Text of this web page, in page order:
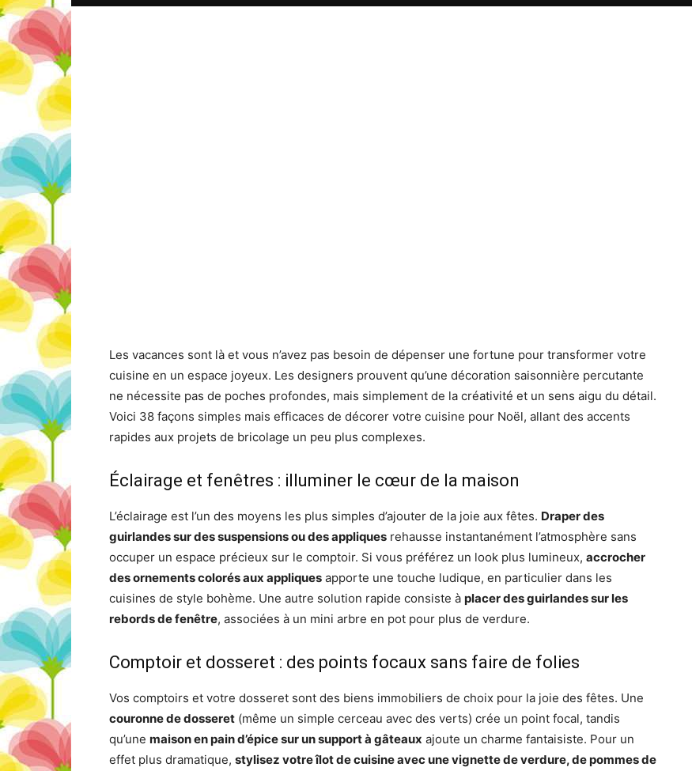
Les vacances sont là et vous n’avez pas besoin de dépenser une fortune pour transformer votre
cuisine en un espace joyeux. Les designers prouvent qu’une décoration saisonnière percutante
ne nécessite pas de poches profondes, mais simplement de la créativité et un sens aigu du détail.
Voici 38 façons simples mais efficaces de décorer votre cuisine pour Noël, allant des accents
rapides aux projets de bricolage un peu plus complexes.
Éclairage et fenêtres : illuminer le cœur de la maison
L’éclairage est l’un des moyens les plus simples d’ajouter de la joie aux fêtes. Draper des
guirlandes sur des suspensions ou des appliques rehausse instantanément l’atmosphère sans
occuper un espace précieux sur le comptoir. Si vous préférez un look plus lumineux, accrocher
des ornements colorés aux appliques apporte une touche ludique, en particulier dans les
cuisines de style bohème. Une autre solution rapide consiste à placer des guirlandes sur les
rebords de fenêtre, associées à un mini arbre en pot pour plus de verdure.
Comptoir et dosseret : des points focaux sans faire de folies
Vos comptoirs et votre dosseret sont des biens immobiliers de choix pour la joie des fêtes. Une
couronne de dosseret (même un simple cerceau avec des verts) crée un point focal, tandis
qu’une maison en pain d’épice sur un support à gâteaux ajoute un charme fantaisiste. Pour un
effet plus dramatique, stylisez votre îlot de cuisine avec une vignette de verdure, de pommes de